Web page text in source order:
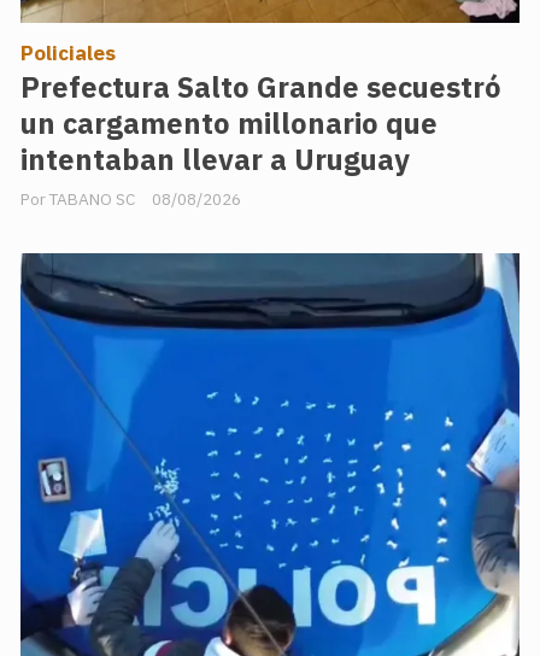
Prefectura Salto Grande secuestró
un cargamento millonario que
intentaban llevar a Uruguay
TABANO SC
Policiales
08/08/2026